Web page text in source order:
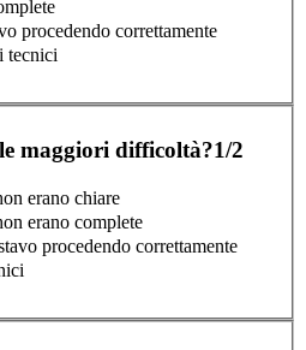
procedendo correttamente
tecnici
maggiori difficoltà?1/2
erano chiare
erano complete
procedendo correttamente